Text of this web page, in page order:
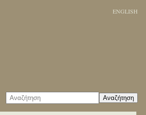
ENGLISH
Αναζήτηση